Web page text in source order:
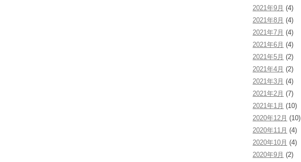
2021年9月 (4)
2021年8月 (4)
2021年7月 (4)
2021年6月 (4)
2021年5月 (2)
2021年4月 (2)
2021年3月 (4)
2021年2月 (7)
2021年1月 (10)
2020年12月 (10)
2020年11月 (4)
2020年10月 (4)
2020年9月 (2)